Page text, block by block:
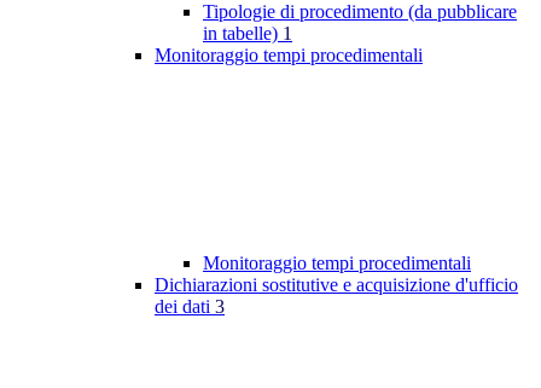
Tipologie di procedimento (da pubblicare
in tabelle) 1
Monitoraggio tempi procedimentali
Monitoraggio tempi procedimentali
Dichiarazioni sostitutive e acquisizione d'ufficio
dei dati 3